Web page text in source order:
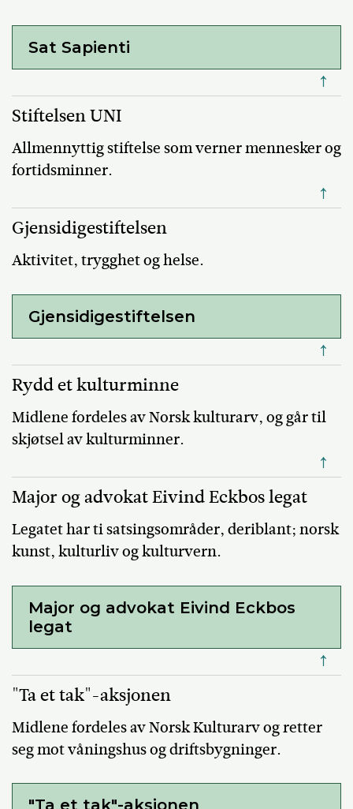
Sat Sapienti
↑
Stiftelsen UNI
Allmennyttig stiftelse som verner mennesker og
fortidsminner.
↑
Gjensidigestiftelsen
Aktivitet, trygghet og helse.
Gjensidigestiftelsen
↑
Rydd et kulturminne
Midlene fordeles av Norsk kulturarv, og går til
skjøtsel av kulturminner.
↑
Major og advokat Eivind Eckbos legat
Legatet har ti satsingsområder, deriblant; norsk
kunst, kulturliv og kulturvern.
Major og advokat Eivind Eckbos
legat
↑
"Ta et tak"-aksjonen
Midlene fordeles av Norsk Kulturarv og retter
seg mot våningshus og driftsbygninger.